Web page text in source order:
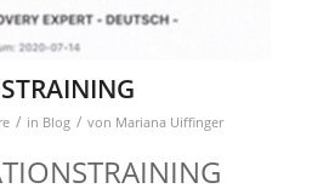
/ in Blog / von Mariana Uiffinger